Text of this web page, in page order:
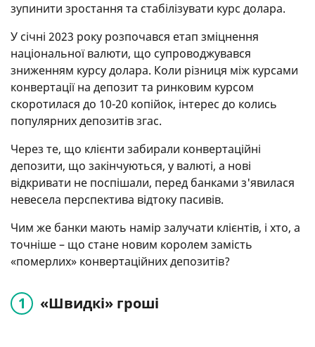
зупинити зростання та стабілізувати курс долара.
У січні 2023 року розпочався етап зміцнення
національної валюти, що супроводжувався
зниженням курсу долара. Коли різниця між курсами
конвертації на депозит та ринковим курсом
скоротилася до 10-20 копійок, інтерес до колись
популярних депозитів згас.
Через те, що клієнти забирали конвертаційні
депозити, що закінчуються, у валюті, а нові
відкривати не поспішали, перед банками з'явилася
невесела перспектива відтоку пасивів.
Чим же банки мають намір залучати клієнтів, і хто, а
точніше – що стане новим королем замість
«померлих» конвертаційних депозитів?
«Швидкі» гроші